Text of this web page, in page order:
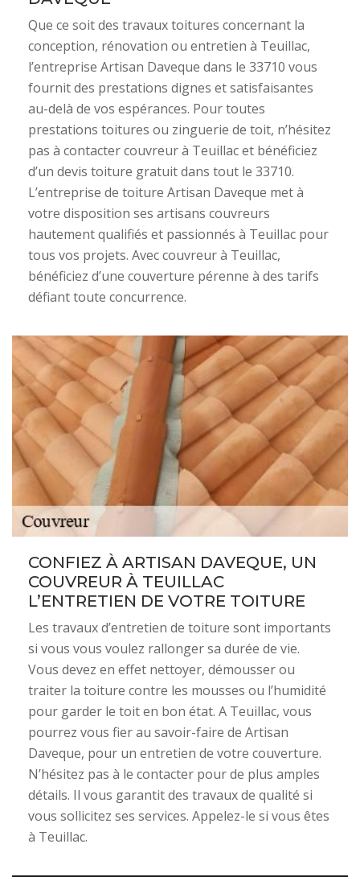
Que ce soit des travaux toitures concernant la
conception, rénovation ou entretien à Teuillac,
l’entreprise Artisan Daveque dans le 33710 vous
fournit des prestations dignes et satisfaisantes
au-delà de vos espérances. Pour toutes
prestations toitures ou zinguerie de toit, n’hésitez
pas à contacter couvreur à Teuillac et bénéficiez
d’un devis toiture gratuit dans tout le 33710.
L’entreprise de toiture Artisan Daveque met à
votre disposition ses artisans couvreurs
hautement qualifiés et passionnés à Teuillac pour
tous vos projets. Avec couvreur à Teuillac,
bénéficiez d’une couverture pérenne à des tarifs
défiant toute concurrence.
CONFIEZ À ARTISAN DAVEQUE, UN
COUVREUR À TEUILLAC
L’ENTRETIEN DE VOTRE TOITURE
Les travaux d’entretien de toiture sont importants
si vous vous voulez rallonger sa durée de vie.
Vous devez en effet nettoyer, démousser ou
traiter la toiture contre les mousses ou l’humidité
pour garder le toit en bon état. A Teuillac, vous
pourrez vous fier au savoir-faire de Artisan
Daveque, pour un entretien de votre couverture.
N’hésitez pas à le contacter pour de plus amples
détails. Il vous garantit des travaux de qualité si
vous sollicitez ses services. Appelez-le si vous êtes
à Teuillac.